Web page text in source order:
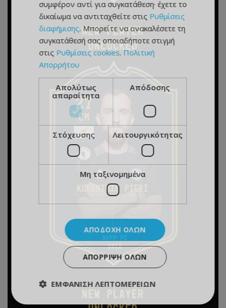
συμφέρον αντί για συγκατάθεση· έχετε το
δικαίωμα να αντιταχθείτε στις Ρυθμίσεις
διαφήμισης. Μπορείτε να ανακαλέσετε τη
συγκατάθεσή σας οποιαδήποτε στιγμή
στις Ρυθμίσεις cookies. Πολιτική
Απορρήτου
Απολύτως
απαραίτητα
Απόδοσης
Στόχευσης Λειτουργικότητας
Μη ταξινομημένα
ΑΠΟΔΟΧΉ ΌΛΩΝ
ΑΠΌΡΡΙΨΗ ΌΛΩΝ
ΕΜΦΆΝΙΣΗ ΛΕΠΤΟΜΕΡΕΙΏΝ